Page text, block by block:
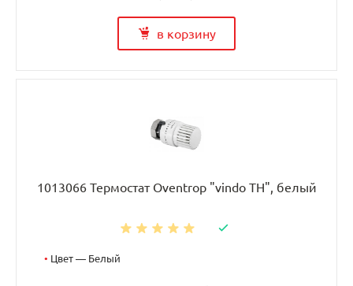
в корзину
1013066 Термостат Oventrop "vindo TH", белый
• Цвет — Белый